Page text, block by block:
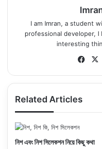
I am Imran, a student
professional developer,
interesting
Fa
bo
Related Articles
নিশ এবং নিশ সিলেকশন নিয়ে কিছু কথা